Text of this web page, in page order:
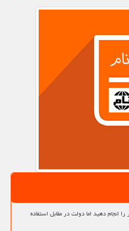
انجام دهید اما دولت در مقابل استفاده